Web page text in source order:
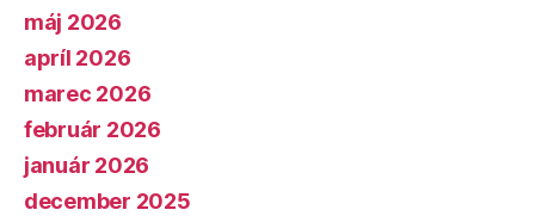
máj 2026
apríl 2026
marec 2026
február 2026
január 2026
december 2025